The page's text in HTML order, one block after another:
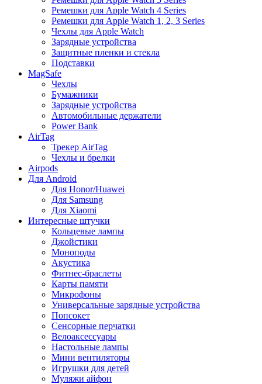
Ремешки для Apple Watch 4 Series
Ремешки для Apple Watch 1, 2, 3 Series
Чехлы для Apple Watch
Зарядные устройства
Защитные пленки и стекла
Подставки
MagSafe
Чехлы
Бумажники
Зарядные устройства
Автомобильные держатели
Power Bank
AirTag
Трекер AirTag
Чехлы и брелки
Airpods
Для Android
Для Honor/Huawei
Для Samsung
Для Xiaomi
Интересные штучки
Кольцевые лампы
Джойстики
Моноподы
Акустика
Фитнес-браслеты
Карты памяти
Микрофоны
Универсальные зарядные устройства
Попсокет
Сенсорные перчатки
Велоаксессуары
Настольные лампы
Мини вентиляторы
Игрушки для детей
Муляжи айфон